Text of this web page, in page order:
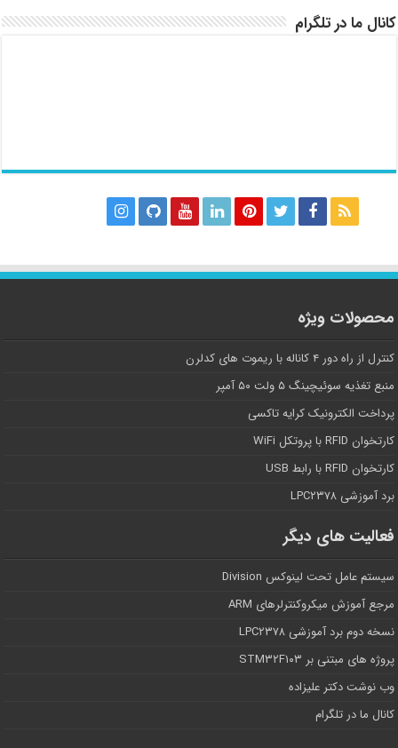
کانال ما در تلگرام
محصولات ویژه
کنترل از راه دور ۴ کاناله با ریموت های کدلرن
منبع تغذیه سوئیچینگ ۵ ولت ۵۰ آمپر
پرداخت الکترونیک کرایه تاکسی
کارتخوان RFID با پروتکل WiFi
کارتخوان RFID با رابط USB
برد آموزشی LPC۲۳۷۸
فعالیت های دیگر
سیستم عامل تحت لینوکس Division
مرجع آموزش میکروکنترلرهای ARM
نسخه دوم برد آموزشی LPC۲۳۷۸
پروژه های مبتنی بر STM۳۲F۱۰۳
وب نوشت دکتر علیزاده
کانال ما در تلگرام